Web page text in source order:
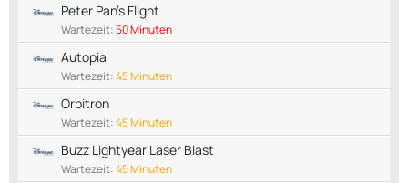
Peter Pan's Flight
Wartezeit:50 Minuten
Autopia
Wartezeit:45 Minuten
Orbitron
Wartezeit:45 Minuten
Buzz Lightyear Laser Blast
Wartezeit:45 Minuten